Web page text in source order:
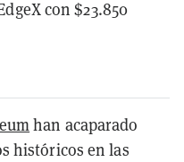
con $23.850
han acaparado
históricos en las